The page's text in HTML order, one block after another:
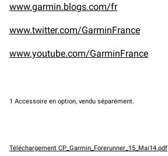
www.garmin.blogs.com/fr
www.twitter.com/GarminFrance
www.youtube.com/GarminFrance
1 Accessoire en option, vendu séparément.
Téléchargement CP_Garmin_Forerunner_15_Mai14.pdf